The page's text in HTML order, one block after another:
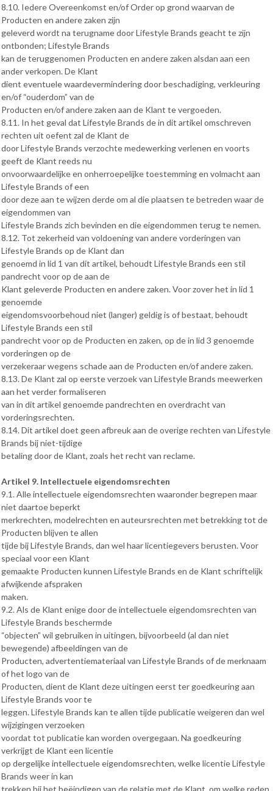
8.10. Iedere Overeenkomst en/of Order op grond waarvan de
Producten en andere zaken zijn
geleverd wordt na terugname door Lifestyle Brands geacht te zijn
ontbonden; Lifestyle Brands
kan de teruggenomen Producten en andere zaken alsdan aan een
ander verkopen. De Klant
dient eventuele waardevermindering door beschadiging, verkleuring
en/of “ouderdom” van de
Producten en/of andere zaken aan de Klant te vergoeden.
8.11. In het geval dat Lifestyle Brands de in dit artikel omschreven
rechten uit oefent zal de Klant de
door Lifestyle Brands verzochte medewerking verlenen en voorts
geeft de Klant reeds nu
onvoorwaardelijke en onherroepelijke toestemming en volmacht aan
Lifestyle Brands of een
door deze aan te wijzen derde om al die plaatsen te betreden waar de
eigendommen van
Lifestyle Brands zich bevinden en die eigendommen terug te nemen.
8.12. Tot zekerheid van voldoening van andere vorderingen van
Lifestyle Brands op de Klant dan
genoemd in lid 1 van dit artikel, behoudt Lifestyle Brands een stil
pandrecht voor op de aan de
Klant geleverde Producten en andere zaken. Voor zover het in lid 1
genoemde
eigendomsvoorbehoud niet (langer) geldig is of bestaat, behoudt
Lifestyle Brands een stil
pandrecht voor op de Producten en zaken, op de in lid 3 genoemde
vorderingen op de
verzekeraar wegens schade aan de Producten en/of andere zaken.
8.13. De Klant zal op eerste verzoek van Lifestyle Brands meewerken
aan het verder formaliseren
van in dit artikel genoemde pandrechten en overdracht van
vorderingsrechten.
8.14. Dit artikel doet geen afbreuk aan de overige rechten van Lifestyle
Brands bij niet-tijdige
betaling door de Klant, zoals het recht van reclame.
Artikel 9. Intellectuele eigendomsrechten
9.1. Alle intellectuele eigendomsrechten waaronder begrepen maar
niet daartoe beperkt
merkrechten, modelrechten en auteursrechten met betrekking tot de
Producten blijven te allen
tijde bij Lifestyle Brands, dan wel haar licentiegevers berusten. Voor
speciaal voor een Klant
gemaakte Producten kunnen Lifestyle Brands en de Klant schriftelijk
afwijkende afspraken
maken.
9.2. Als de Klant enige door de intellectuele eigendomsrechten van
Lifestyle Brands beschermde
“objecten” wil gebruiken in uitingen, bijvoorbeeld (al dan niet
bewegende) afbeeldingen van de
Producten, advertentiemateriaal van Lifestyle Brands of de merknaam
of het logo van de
Producten, dient de Klant deze uitingen eerst ter goedkeuring aan
Lifestyle Brands voor te
leggen. Lifestyle Brands kan te allen tijde publicatie weigeren dan wel
wijzigingen verzoeken
voordat tot publicatie kan worden overgegaan. Na goedkeuring
verkrijgt de Klant een licentie
op dergelijke intellectuele eigendomsrechten, welke licentie Lifestyle
Brands weer in kan
trekken bij het beëindigen van de relatie met de Klant, om welke reden